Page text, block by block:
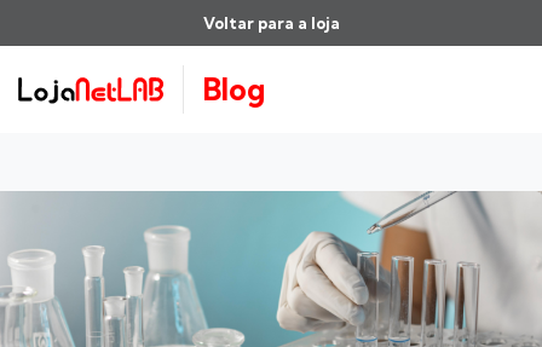
Voltar para a loja
Blog